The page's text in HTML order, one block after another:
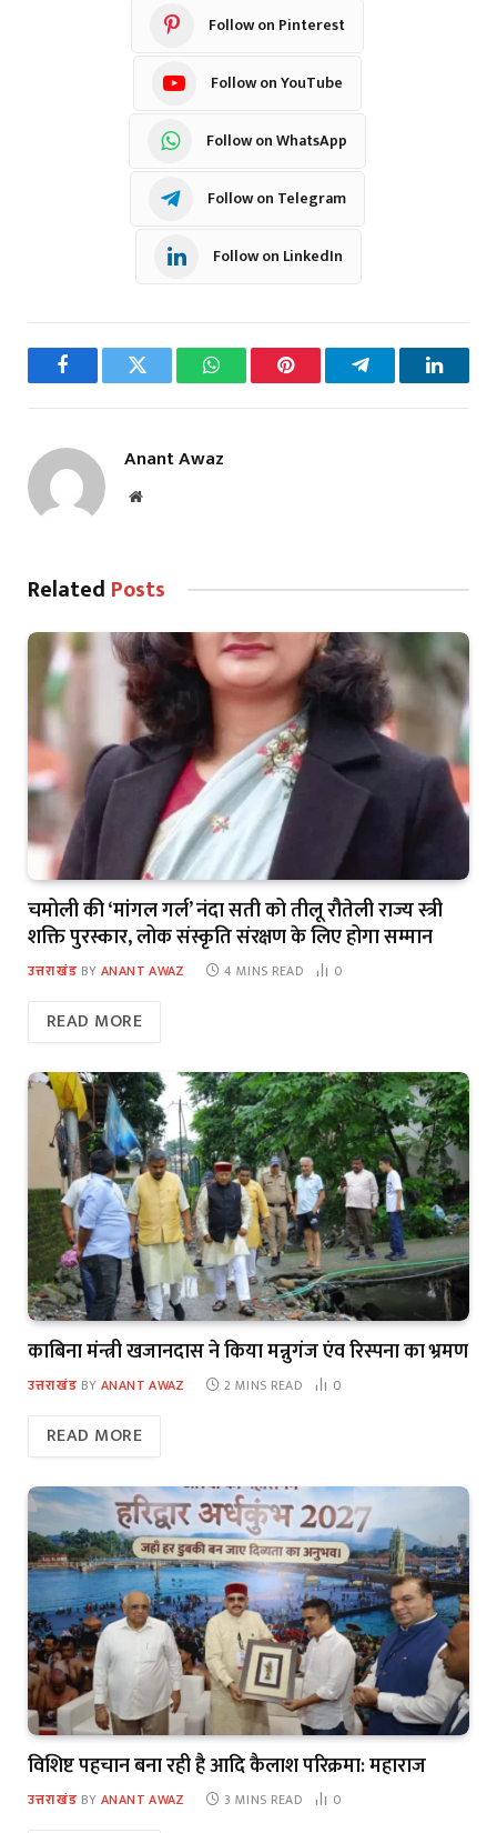
Follow on Pinterest
Follow on YouTube
Follow on WhatsApp
Follow on Telegram
Follow on LinkedIn
FacebookTwitter WhatsAppPinterest Telegram
Anant Awaz
Website
Related Posts
चमोली की ‘मांगल गर्ल’ नंदा सती को तीलू रौतेली राज्य स्त्री
शक्ति पुरस्कार, लोक संस्कृति संरक्षण के लिए होगा सम्मान
उत्तराखंड BY ANANT AWAZ 4 MINS READ 0
READ MORE
काबिना मंन्त्री खजानदास ने किया मन्नुगंज एंव रिस्पना का भ्रमण
उत्तराखंड BY ANANT AWAZ 2 MINS READ 0
READ MORE
विशिष्ट पहचान बना रही है आदि कैलाश परिक्रमा: महाराज
उत्तराखंड BY ANANT AWAZ 3 MINS READ 0